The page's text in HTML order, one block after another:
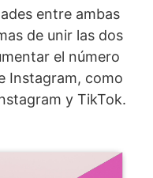
entre ambas
de unir las dos
el número
Instagram, como
y TikTok.